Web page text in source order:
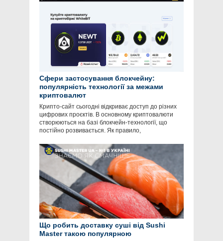
Сфери застосування блокчейну:
популярність технології за межами
криптовалют
Крипто-сайт сьогодні відкриває доступ до різних
цифрових проєктів. В основному криптовалюти
створюються на базі блокчейн-технології, що
постійно розвивається. Як правило,
Що робить доставку суші від Sushi
Master такою популярною